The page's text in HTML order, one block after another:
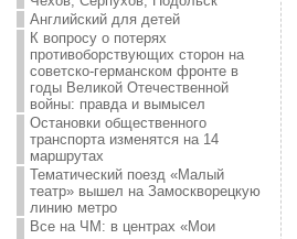
Английский для детей
К вопросу о потерях
противоборствующих сторон на
советско-германском фронте в
годы Великой Отечественной
войны: правда и вымысел
Остановки общественного
транспорта изменятся на 14
маршрутах
Тематический поезд «Малый
театр» вышел на Замоскворецкую
линию метро
Все на ЧМ: в центрах «Мои